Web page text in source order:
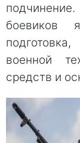
боевиков
военной
средств и